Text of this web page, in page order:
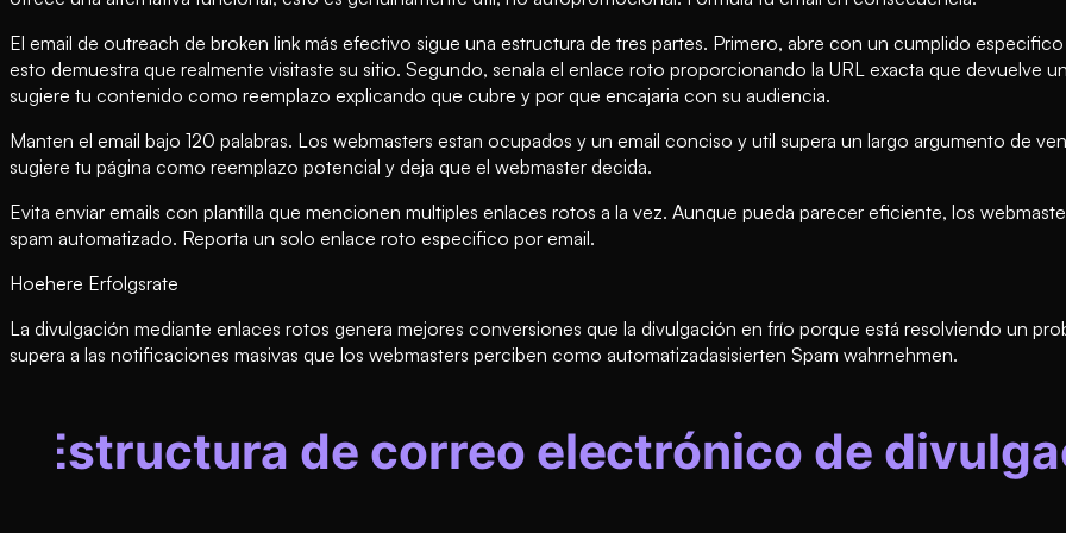
El email de outreach de broken link más efectivo sigue una estructura de tres partes. Primero, abre con un cumplido
esto demuestra que realmente visitaste su sitio. Segundo, senala el enlace roto proporcionando la URL exacta que devuelve
sugiere tu contenido como reemplazo explicando que cubre y por que encajaria con su audiencia.
Manten el email bajo 120 palabras. Los webmasters estan ocupados y un email conciso y util supera un largo argumento de
sugiere tu página como reemplazo potencial y deja que el webmaster decida.
Evita enviar emails con plantilla que mencionen multiples enlaces rotos a la vez. Aunque pueda parecer eficiente, los
spam automatizado. Reporta un solo enlace roto especifico por email.
Hoehere Erfolgsrate
La divulgación mediante enlaces rotos genera mejores conversiones que la divulgación en frío porque está resolviendo un
supera a las notificaciones masivas que los webmasters perciben como automatizadasisierten Spam wahrnehmen.